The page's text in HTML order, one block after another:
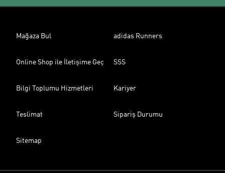
Mağaza Bul adidas Runners
Online Shop ile İletişime Geç SSS
Bilgi Toplumu Hizmetleri Kariyer
Teslimat Sipariş Durumu
Sitemap